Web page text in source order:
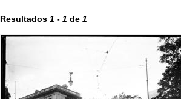
Resultados 1 - 1 de 1